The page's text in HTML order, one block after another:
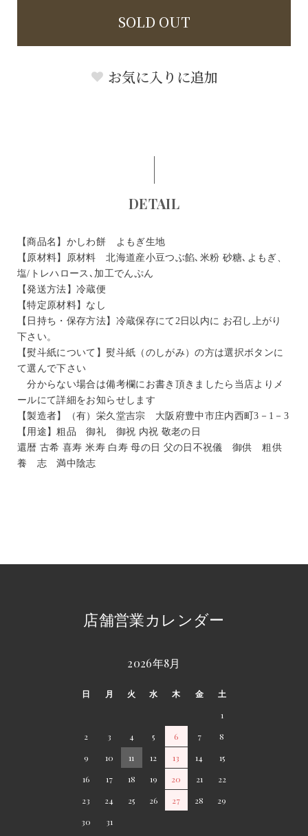
SOLD OUT
お気に入りに追加
DETAIL
【商品名】かしわ餅 よもぎ生地
【原材料】原材料 北海道産小豆つぶ餡､米粉 砂糖､よもぎ、
塩/トレハロース､加工でんぷん
【発送方法】冷蔵便
【特定原材料】なし
【日持ち・保存方法】冷蔵保存にて2日以内に お召し上がり
下さい。
【熨斗紙について】熨斗紙（のしがみ）の方は選択ボタンに
て選んで下さい
分からない場合は備考欄にお書き頂きましたら当店よりメ
ールにて詳細をお知らせします
【製造者】（有）栄久堂吉宗 大阪府豊中市庄内西町3－1－3
【用途】粗品 御礼 御祝 内祝 敬老の日
還暦 古希 喜寿 米寿 白寿 母の日 父の日不祝儀 御供 粗供
養 志 満中陰志
店舗営業カレンダー
2026年8月
日 月 火 水 木 金
土
1
2
3 4 5 6 7
8
9
10 11 12 13 14
15
16
17 18 19 20 21
22
23
24 25 26 27 28
29
30
31